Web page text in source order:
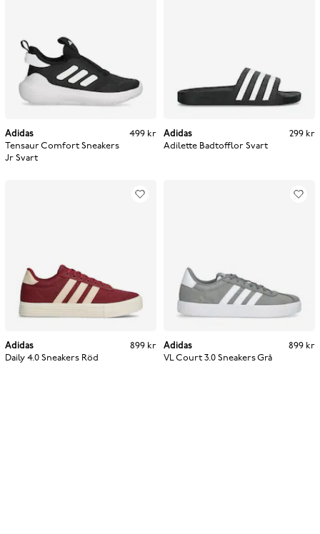
Adidas
Tensaur Comfort Sneakers
Jr Svart
499 kr
499 kr
Adidas
Adilette Badtofflor Svart
299 kr
299 kr
Adidas
Daily 4.0 Sneakers Röd
899 kr
899 kr
Adidas
VL Court 3.0 SneakersGrå
899 kr
899 kr